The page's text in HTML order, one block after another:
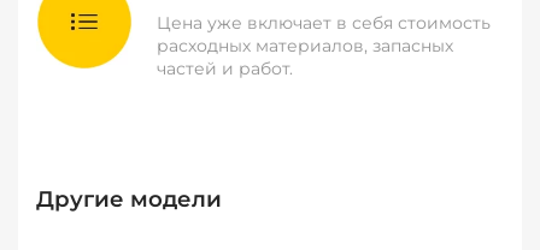
Цена уже включает в себя стоимость
расходных материалов, запасных
частей и работ.
Другие модели